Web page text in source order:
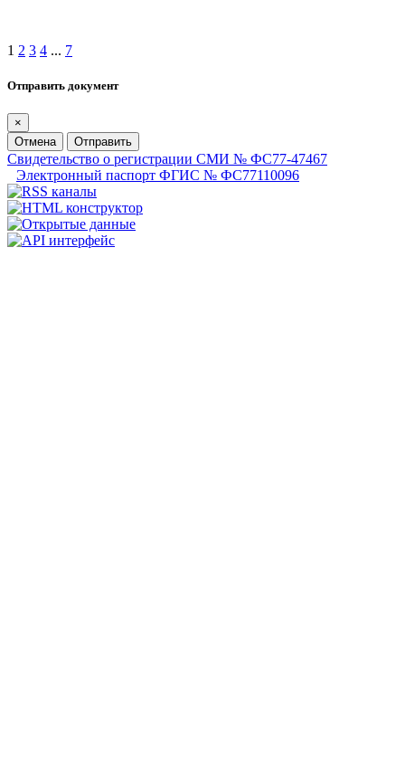
1 2 3 4 ... 7
Отправить документ
×
Отмена
Отправить
Свидетельство о регистрации СМИ № ФС77-47467
Электронный паспорт ФГИС № ФС77110096